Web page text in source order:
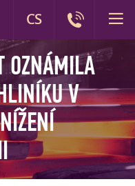
OZNÁMILA
V
CS